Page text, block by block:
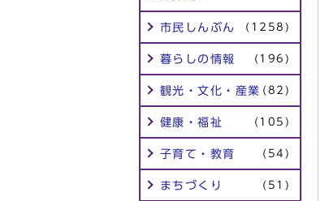
市民しんぶん (1258)
暮らしの情報 (196)
観光・文化・産業 (82)
健康・福祉 (105)
子育て・教育 (54)
まちづくり (51)